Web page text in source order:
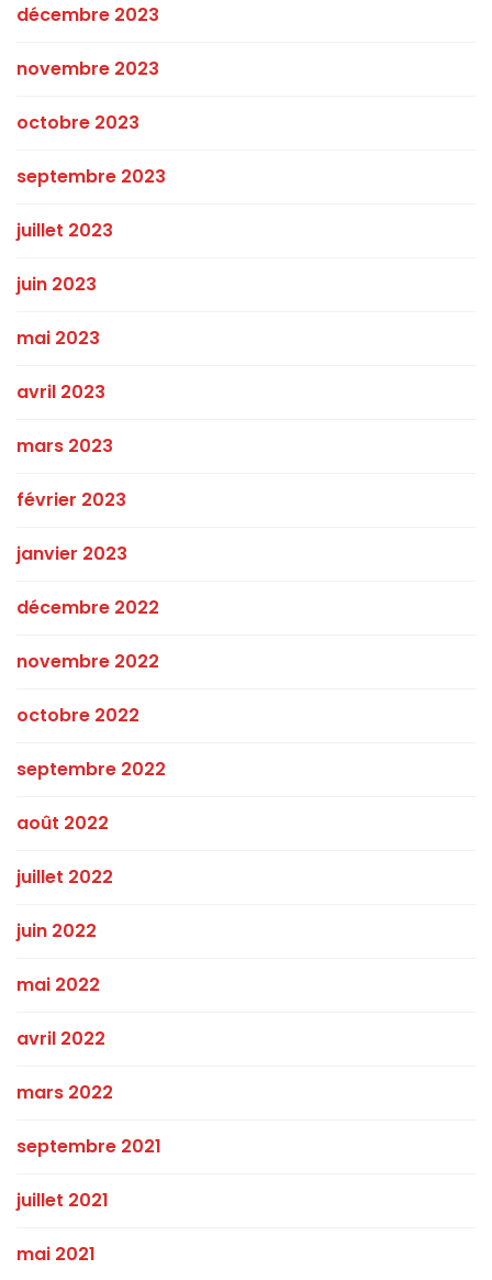
décembre 2023
novembre 2023
octobre 2023
septembre 2023
juillet 2023
juin 2023
mai 2023
avril 2023
mars 2023
février 2023
janvier 2023
décembre 2022
novembre 2022
octobre 2022
septembre 2022
août 2022
juillet 2022
juin 2022
mai 2022
avril 2022
mars 2022
septembre 2021
juillet 2021
mai 2021